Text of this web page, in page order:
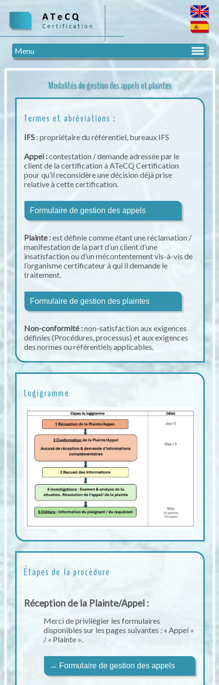
Menu
Modalités de gestion des appels et plaintes
Termes et abréviations :
IFS: propriétaire du référentiel, bureaux IFS
Appel :contestation /demande adressée par le
client de la certification à ATeCQ Certification
pour qu’il reconsidère une décision déjà prise
relative à cette certification.
Formulaire de gestion des appels
Plainte :est définie comme étant une réclamation /
manifestation de la part d’un client d’une
insatisfaction ou d’un mécontentement vis-à-vis de
l’organisme certificateur à qui il demande le
traitement.
Formulaire de gestion des plaintes
Non-conformité :non-satisfaction aux exigences
définies (Procédures, processus) et aux exigences
des normes ou référentiels applicables.
Logigramme
Étapes de la procédure
Réception de la Plainte/Appel :
Merci de privilégier les formulaires
disponibles sur les pages suivantes : « Appel »
/ « Plainte »
→ Formulaire de gestion des appels